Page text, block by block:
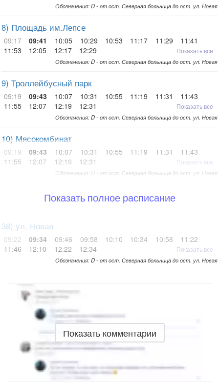
Обозначения: D - от ост. Северная больница до ост. ул. Новая
8) Площадь им.Лепсе
09:17 09:41 10:05 10:29 10:53 11:17 11:29
11:41
11:53
12:05 12:17 12:29 Показать все
Обозначения: D - от ост. Северная больница до ост. ул. Новая
9) Троллейбусный парк
09:19 09:43 10:07 10:31 10:55 11:19 11:31
11:43
11:55
12:07 12:19 12:31 Показать все
Обозначения: D - от ост. Северная больница до ост. ул. Новая
10) Мясокомбинат
09:19 09:43 10:07 10:31 10:55 11:19 11:31
11:43
11:55
12:07 12:19 12:31 Показать все
Обозначения: D - от ост. Северная больница до ост. ул. Новая
Показать полное расписание
38) ул. Новая
09:22 09:34 09:46 09:58 10:10 10:34 10:58
11:22
11:46
12:10 12:22 12:34 Показать все
Обозначения: D - от ост. Северная больница до ост. ул. Новая
Показать комментарии